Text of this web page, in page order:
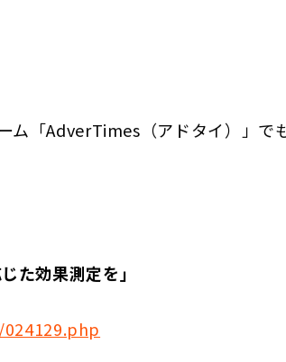
ム「AdverTimes（アドタイ）」で
た効果測定を」